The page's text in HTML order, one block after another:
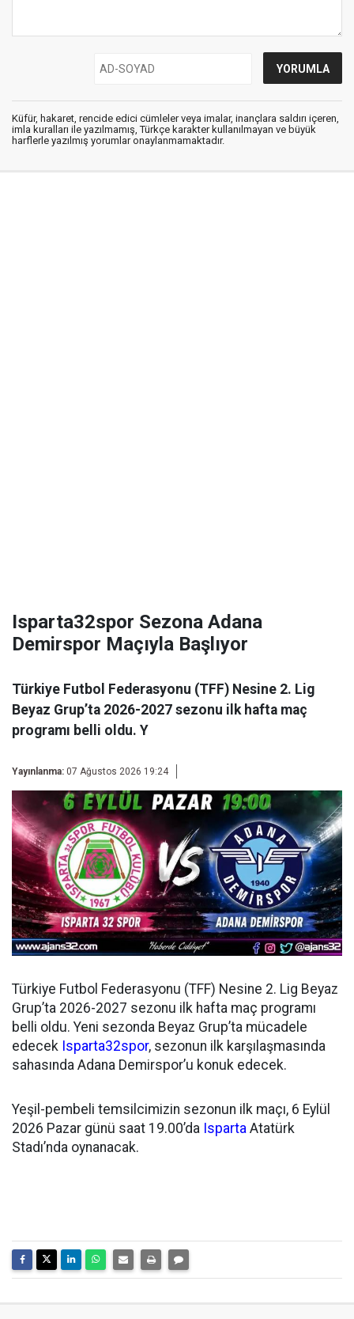
Küfür, hakaret, rencide edici cümleler veya imalar, inançlara saldırı içeren,
imla kuralları ile yazılmamış, Türkçe karakter kullanılmayan ve büyük
harflerle yazılmış yorumlar onaylanmamaktadır.
Isparta32spor Sezona Adana
Demirspor Maçıyla Başlıyor
Türkiye Futbol Federasyonu (TFF) Nesine 2. Lig
Beyaz Grup’ta 2026-2027 sezonu ilk hafta maç
programı belli oldu. Y
Yayınlanma: 07 Ağustos 2026 19:24
Türkiye Futbol Federasyonu (TFF) Nesine 2. Lig Beyaz
Grup’ta 2026-2027 sezonu ilk hafta maç programı
belli oldu. Yeni sezonda Beyaz Grup’ta mücadele
edecek Isparta32spor, sezonun ilk karşılaşmasında
sahasında Adana Demirspor’u konuk edecek.
Yeşil-pembeli temsilcimizin sezonun ilk maçı, 6 Eylül
2026 Pazar günü saat 19.00’da Isparta Atatürk
Stadı’nda oynanacak.